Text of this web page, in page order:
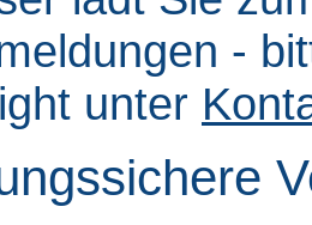
-
unter